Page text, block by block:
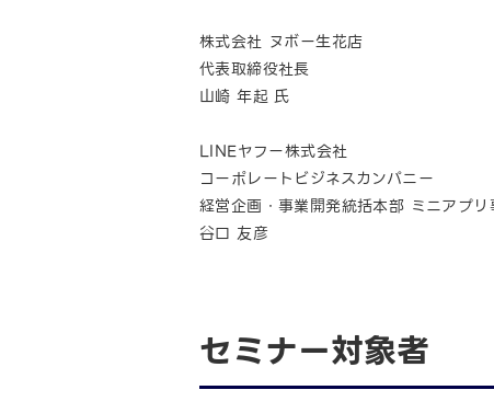
株式会社 ヌボー生花店
代表取締役社長
山崎 年起 氏
LINEヤフー株式会社
コーポレートビジネスカンパニー
経営企画・事業開発統括本部 ミニアプ
谷口 友彦
セミナー対象者